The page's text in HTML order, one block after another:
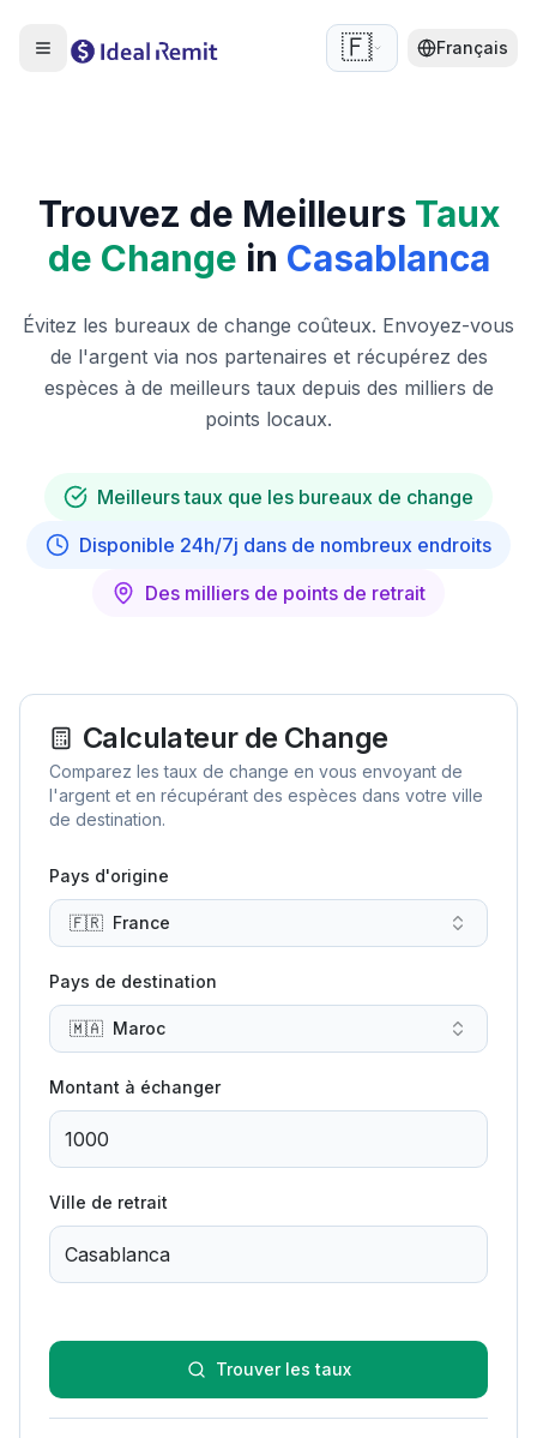
🇫🇷 Français
Trouvez de Meilleurs Taux
de Change in Casablanca
Évitez les bureaux de change coûteux. Envoyez-vous
de l'argent via nos partenaires et récupérez des
espèces à de meilleurs taux depuis des milliers de
points locaux.
Meilleurs taux que les bureaux de change
Disponible 24h/7j dans de nombreux endroits
Des milliers de points de retrait
Calculateur de Change
Comparez les taux de change en vous envoyant de
l'argent et en récupérant des espèces dans votre ville
de destination.
Pays d'origine
🇫🇷 France
Pays de destination
🇲🇦 Maroc
Montant à échanger
Ville de retrait
Trouver les taux